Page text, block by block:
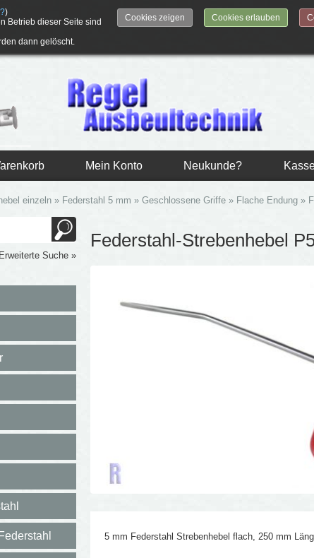
)
Betrieb dieser Seite sind
dann gelöscht.
Cookies zeigen Cookies erlauben
Mein Konto Neukunde?
einzeln » Federstahl 5 mm »Geschlossene Griffe » Flache Endung »
Erweiterte Suche »
Federstahl-Strebenhebel
5 mm Federstahl Strebenhebel flach, 250 mm